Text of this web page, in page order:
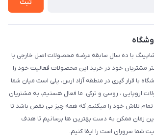
ثبت
شاپینگ با ده سال سابقه عرضه محصولات اصل خارجی با
مشتریان خود در خرید این محصولات فعالیت خود را
با قرار گیری در منطقه آزاد ارس، پلی است میان شما
اروپایی ، روسی و ترکی. ما فعال هستیم، به مشتریان
تلاش خود را میکنیم که همه چیز بی نقص باشد تا
زمان ممکن به دست بهترین ها برسانیم تا هدف
شما سروران است را ایفا کنیم.